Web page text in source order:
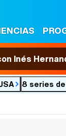
Inés
8 series